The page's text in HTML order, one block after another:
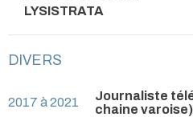
LYSISTRATA
DIVERS
2017 à 2021
Journaliste
chaine varoise)